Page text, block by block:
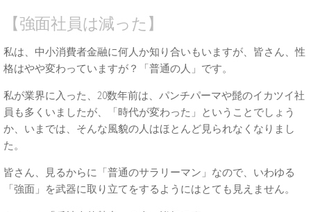
【強面社員は減った】
私は、中小消費者金融に何人か知り合いもいますが、皆さん、性
格はやや変わっていますが？「普通の人」です。
私が業界に入った、20数年前は、パンチパーマや髭のイカツイ社
員も多くいましたが、「時代が変わった」ということでしょう
か、いまでは、そんな風貌の人はほとんど見られなくなりまし
た。
皆さん、見るからに「普通のサラリーマン」なので、いわゆる
「強面」を武器に取り立てをするようにはとても見えません。